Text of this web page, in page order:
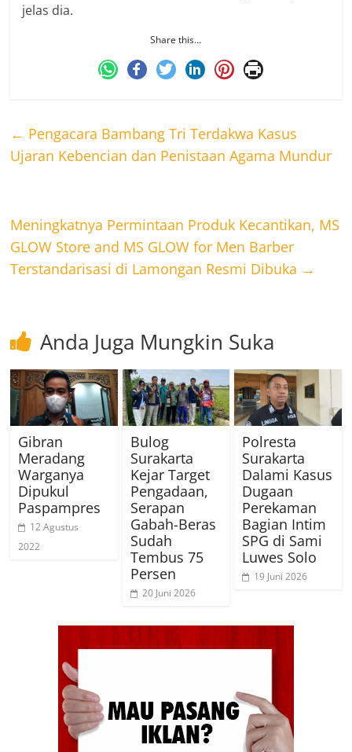
jelas dia.
Share this…
← Pengacara Bambang Tri Terdakwa Kasus
Ujaran Kebencian dan Penistaan Agama Mundur
Meningkatnya Permintaan Produk Kecantikan, MS
GLOW Store and MS GLOW for Men Barber
Terstandarisasi di Lamongan Resmi Dibuka →
Anda Juga Mungkin Suka
Gibran
Meradang
Warganya
Dipukul
Paspampres
12 Agustus
2022
Bulog
Surakarta
Kejar Target
Pengadaan,
Serapan
Gabah-Beras
Sudah
Tembus 75
Persen
20 Juni 2026
Polresta
Surakarta
Dalami Kasus
Dugaan
Perekaman
Bagian Intim
SPG di Sami
Luwes Solo
19 Juni 2026